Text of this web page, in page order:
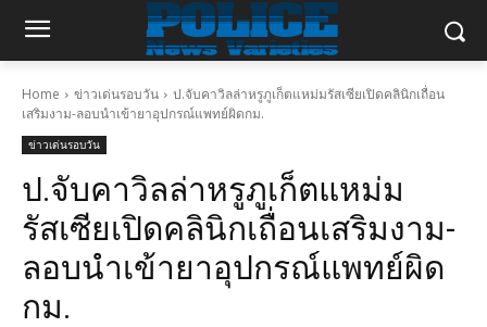
Home ข่าวเด่นรอบวัน
ป.จับคาวิลล่าหรูภูเก็ตแหม่มรัสเซียเปิดคลินิกเถื่อน
เสริมงาม-ลอบนำเข้ายาอุปกรณ์แพทย์ผิดกม.
ข่าวเด่นรอบวัน
ป.จับคาวิลล่าหรูภูเก็ตแหม่ม
รัสเซียเปิดคลินิกเถื่อนเสริมงาม-
ลอบนำเข้ายาอุปกรณ์แพทย์ผิด
กม.